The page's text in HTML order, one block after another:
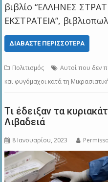
βιβλίο “ΕΛΛΗΝΕΣ
ΕΚΣΤΡΑΤΕΙΑ”,
ΔΙΑΒΆΣΤΕ ΠΕΡΙΣΣΌΤΕΡΑ
Πολιτισμός Αυτοί που δεν
και φυγόμαχοι κατά τη
Τι έδειξαν τα
Λιβαδειά
8 Ιανουαρίου, 2023